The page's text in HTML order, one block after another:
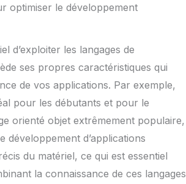
optimiser le développement
d’exploiter les langages de
ses propres caractéristiques qui
de vos applications. Par exemple,
pour les débutants et pour le
orienté objet extrêmement populaire,
d’applications
du matériel, ce qui est essentiel
la connaissance de ces langages